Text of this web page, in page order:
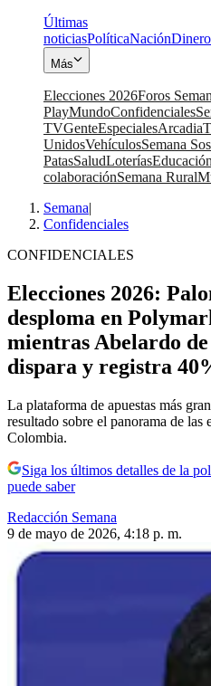
Últimas
noticiasPolíticaNaciónDinero
Más
Elecciones 2026Foros
PlayMundoConfidenciales
TVGenteEspecialesArcadia
UnidosVehículosSemana
PatasSaludLoteríasEducación
colaboraciónSemana Rural
Semana|
Confidenciales
CONFIDENCIALES
Elecciones 2026:
desploma en
mientras Abelardo
dispara y registra
La plataforma de apuestas más
resultado sobre el panorama de las
Colombia.
Siga los últimos detalles de la
puede saber
Redacción Semana
9 de mayo de 2026, 4:18 p. m.